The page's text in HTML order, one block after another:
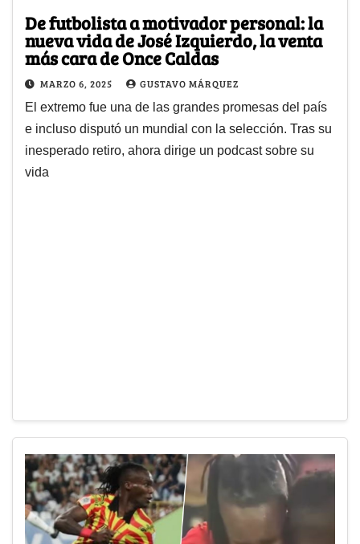
De futbolista a motivador personal: la
nueva vida de José Izquierdo, la venta
más cara de Once Caldas
MARZO 6, 2025 GUSTAVO MÁRQUEZ
El extremo fue una de las grandes promesas del país
e incluso disputó un mundial con la selección. Tras su
inesperado retiro, ahora dirige un podcast sobre su
vida